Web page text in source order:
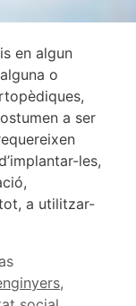
en algun
o
a ser
les,
a utilitzar-
,